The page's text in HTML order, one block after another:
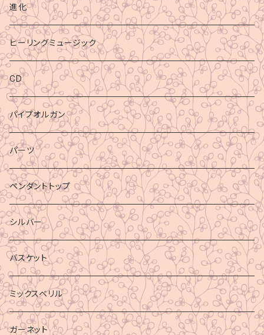
進化
ヒーリングミュージック
CD
パイプオルガン
パーツ
ペンダントトップ
シルバー
バスケット
ミックスベリル
ガーネット